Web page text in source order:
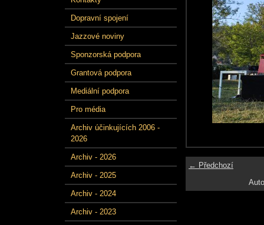
Dopravní spojení
Jazzové noviny
Sponzorská podpora
Grantová podpora
Mediální podpora
Pro média
Archiv účinkujících 2006 -
2026
Archiv - 2026
Archiv - 2025
Archiv - 2024
Archiv - 2023
← Předchozí